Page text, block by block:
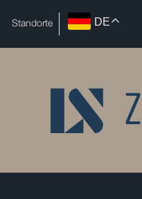
Standorte DE